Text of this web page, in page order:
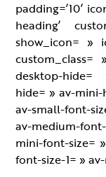
padding=’10’
heading’
show_icon= »
desktop-
hide= » av-
av-small-font-
av-medium-
mini-font-size=
font-size-1= »